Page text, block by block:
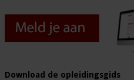
Download de opleidingsgids